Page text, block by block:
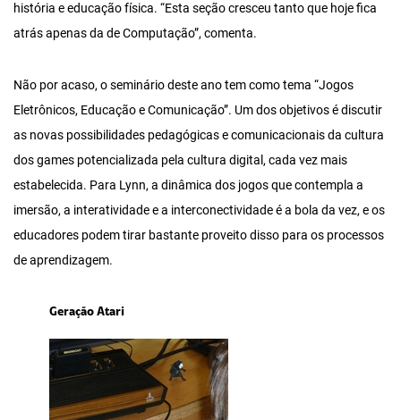
história e educação física. “Esta seção cresceu tanto que hoje fica
atrás apenas da de Computação”, comenta.
Não por acaso, o seminário deste ano tem como tema “Jogos
Eletrônicos, Educação e Comunicação”. Um dos objetivos é discutir
as novas possibilidades pedagógicas e comunicacionais da cultura
dos games potencializada pela cultura digital, cada vez mais
estabelecida. Para Lynn, a dinâmica dos jogos que contempla a
imersão, a interatividade e a interconectividade é a bola da vez, e os
educadores podem tirar bastante proveito disso para os processos
de aprendizagem.
Geração Atari